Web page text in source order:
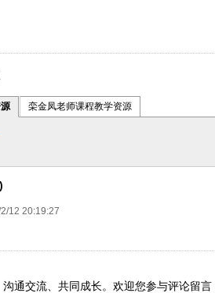
栾金凤老师课程教学资源
12 20:19:27
沟通交流、共同成长。欢迎您参与评论留言